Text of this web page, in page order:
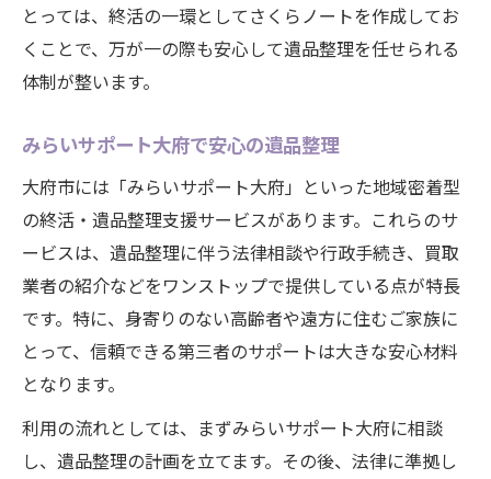
とっては、終活の一環としてさくらノートを作成してお
くことで、万が一の際も安心して遺品整理を任せられる
体制が整います。
みらいサポート大府で安心の遺品整理
大府市には「みらいサポート大府」といった地域密着型
の終活・遺品整理支援サービスがあります。これらのサ
ービスは、遺品整理に伴う法律相談や行政手続き、買取
業者の紹介などをワンストップで提供している点が特長
です。特に、身寄りのない高齢者や遠方に住むご家族に
とって、信頼できる第三者のサポートは大きな安心材料
となります。
利用の流れとしては、まずみらいサポート大府に相談
し、遺品整理の計画を立てます。その後、法律に準拠し